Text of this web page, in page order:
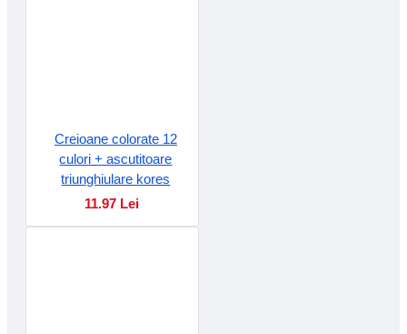
Creioane colorate 12
culori + ascutitoare
triunghiulare kores
11.97 Lei